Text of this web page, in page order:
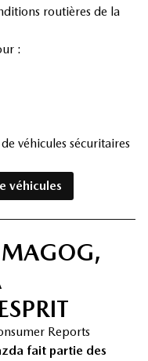
routières de la
:
véhicules sécuritaires
véhicules
Reports
fait partie des